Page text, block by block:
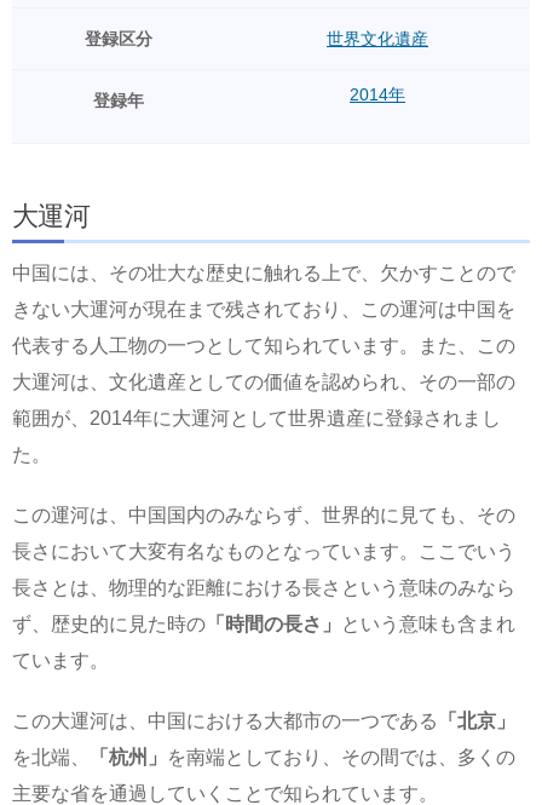
登録区分 世界文化遺産
登録年 2014年
大運河
中国には、その壮大な歴史に触れる上で、欠かすことので
きない大運河が現在まで残されており、この運河は中国を
代表する人工物の一つとして知られています。また、この
大運河は、文化遺産としての価値を認められ、その一部の
範囲が、2014年に大運河として世界遺産に登録されまし
た。
この運河は、中国国内のみならず、世界的に見ても、その
長さにおいて大変有名なものとなっています。ここでいう
長さとは、物理的な距離における長さという意味のみなら
ず、歴史的に見た時の 「時間の長さ」
という意味も含まれ
ています。
この大運河は、中国における大都市の一つである
「北京」
を北端、
「杭州」
を南端としており、その間では、多くの
主要な省を通過していくことで知られています。